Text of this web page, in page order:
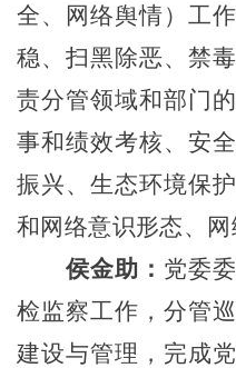
全、网络舆情）工
稳、扫黑除恶、禁毒
责分管领域和部门
事和绩效考核、安
振兴、生态环境保
和网络意识形态、
侯金助： 党委
检监察工作 ，分管
建设与管理， 完成